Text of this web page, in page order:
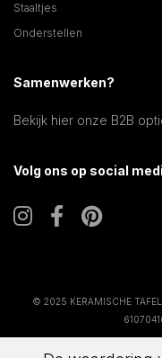
Staaltjes
Onderstellen
Samenwerken?
Bekijk hier onze B2B
Volg ons op social
© 2025 KERAMISCHE